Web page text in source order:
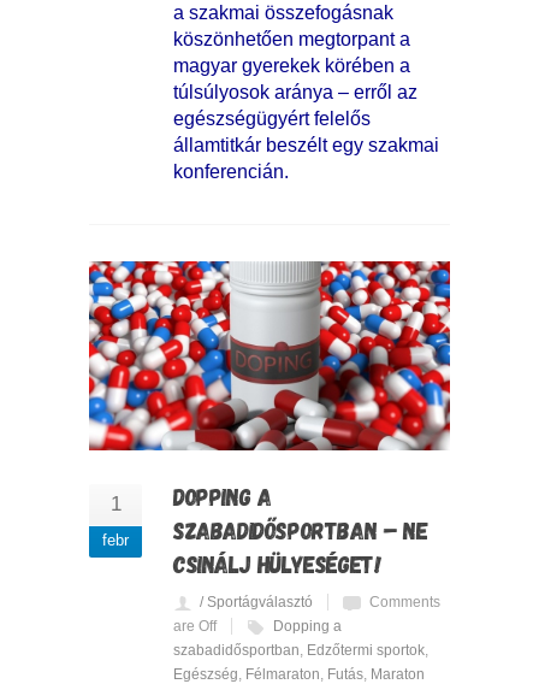
a szakmai összefogásnak
köszönhetően megtorpant a
magyar gyerekek körében a
túlsúlyosok aránya – erről az
egészségügyért felelős
államtitkár beszélt egy szakmai
konferencián.
1
febr
DOPPING A
SZABADIDŐSPORTBAN – NE
CSINÁLJ HÜLYESÉGET!
/ Sportágválasztó
Comments
are Off
Dopping a
szabadidősportban, Edzőtermi sportok,
Egészség, Félmaraton, Futás, Maraton